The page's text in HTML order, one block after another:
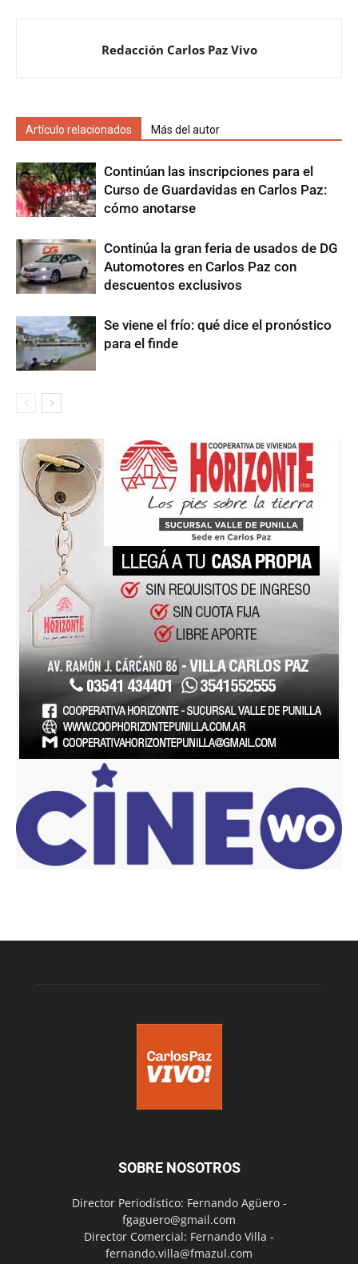
Redacción Carlos Paz Vivo
Artículo relacionados Más del autor
Continúan las inscripciones para el
Curso de Guardavidas en Carlos Paz:
cómo anotarse
Continúa la gran feria de usados de DG
Automotores en Carlos Paz con
descuentos exclusivos
Se viene el frío: qué dice el pronóstico
para el finde
SOBRE NOSOTROS
Director Periodístico: Fernando Agüero -
fgaguero@gmail.com
Director Comercial: Fernando Villa -
fernando.villa@fmazul.com